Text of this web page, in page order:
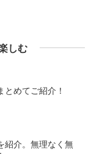
しむ
めてご紹介！
紹介。無理なく無